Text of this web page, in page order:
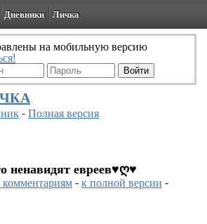
Дневники Личка
на мобильную версию
-Полная версия
ненавидят евреев♥ღ♥
комментариям-к полной версии -